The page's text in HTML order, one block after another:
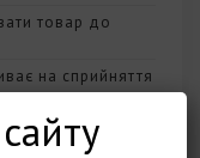
товар до
на сприйняття